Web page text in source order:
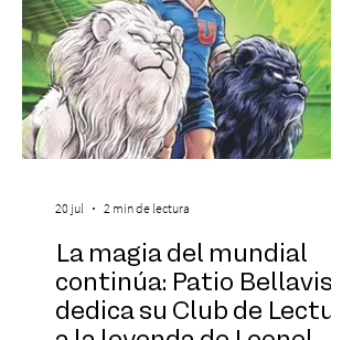
La magia del mundial
continúa: Patio Bellavista
dedica su Club de Lectura
20 jul 2 min de lectura